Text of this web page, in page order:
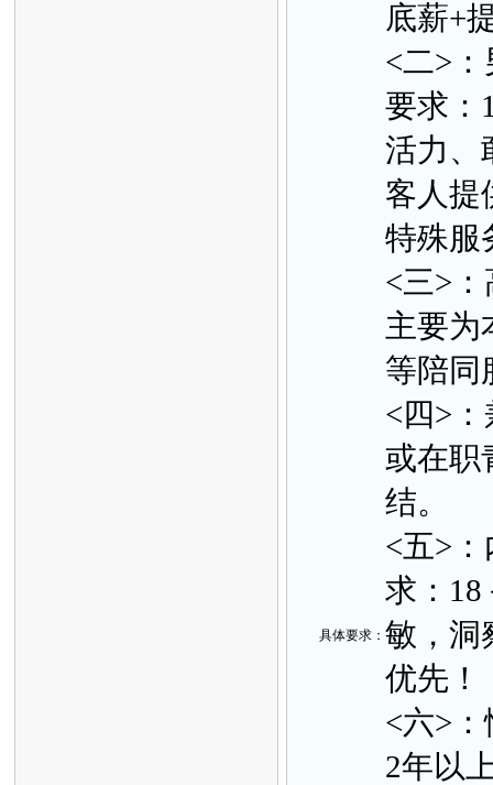
具体要求：
底薪+
<二>
要求：
活力、
客人提
特殊
<三>
主要为
等陪
<四>
或在职
结。
<五>
求：18
敏，洞
优先
<六>
2年以